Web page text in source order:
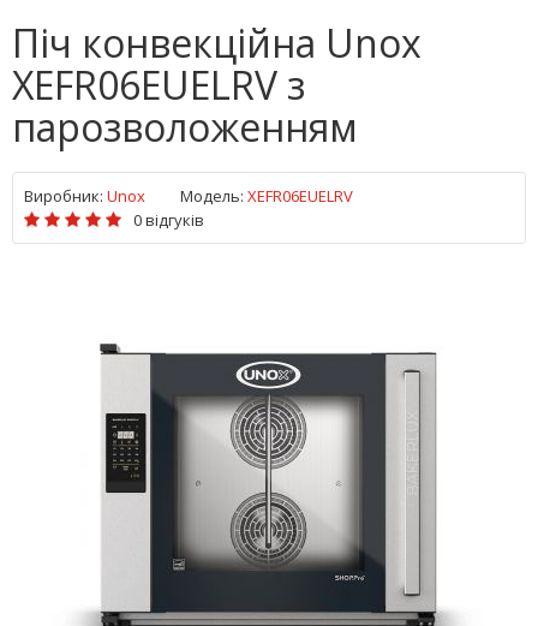
Піч конвекційна Unox
XEFR06EUELRV з
парозволоженням
Виробник: Unox Модель: XEFR06EUELRV
0 відгуків